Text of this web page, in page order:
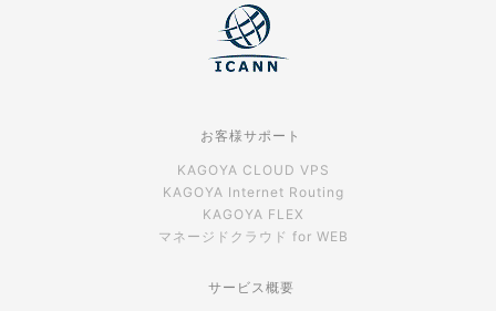
お客様サポート
KAGOYA CLOUD VPS
KAGOYA Internet Routing
KAGOYA FLEX
マネージドクラウド for WEB
サービス概要